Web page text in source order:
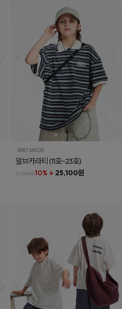
알브카라티(11호~23호)
27,800원10% ↓ 25,100원